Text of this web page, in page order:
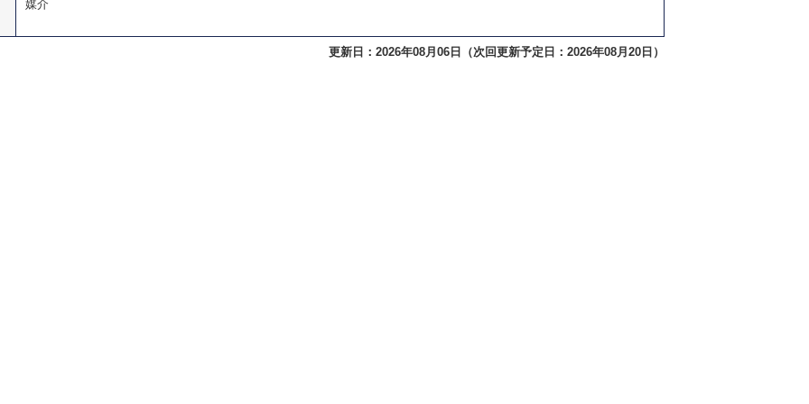
媒介
更新日：2026年08月06日（次回更新予定日：2026年08月20日）